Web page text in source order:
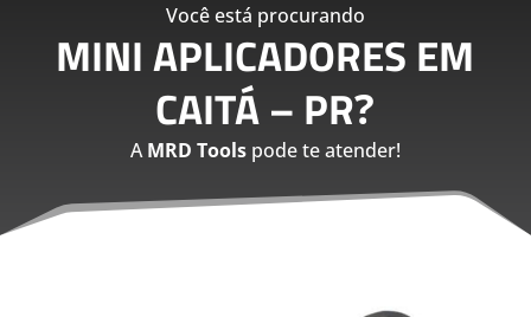
Você está procurando
MINI APLICADORES EM
CAITÁ – PR?
AMRD Toolspode te atender!